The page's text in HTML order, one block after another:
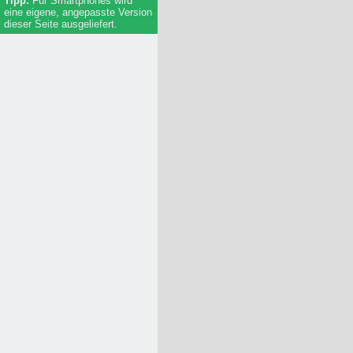
Essen
Unterkunft
Regierung / Behörden
eine eigene, angepasste Version
dieser Seite ausgeliefert.